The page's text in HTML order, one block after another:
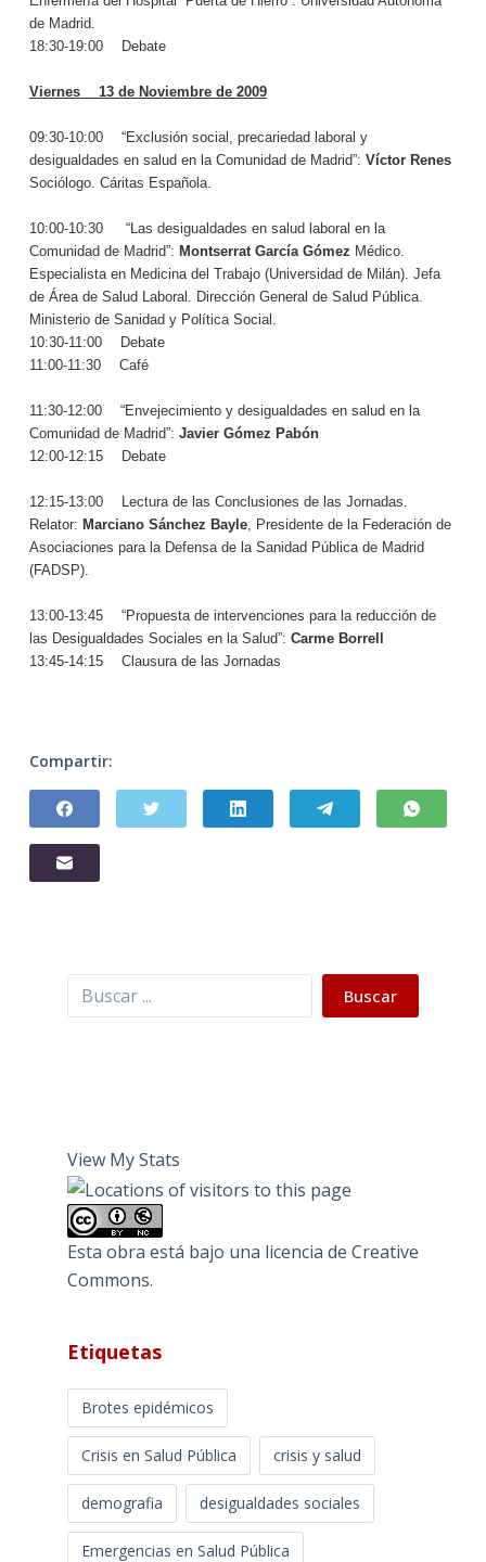
de Madrid.
18:30-19:00— Debate
Viernes 13 de Noviembre de 2009
09:30-10:00— “Exclusión social, precariedad laboral y
desigualdades en salud en la Comunidad de Madrid”: Víctor Renes
Sociólogo. Cáritas Española.
10:00-10:30—
“Las desigualdades en salud laboral en la
Comunidad de Madrid”: Montserrat García Gómez Médico.
Especialista en Medicina del Trabajo (Universidad de Milán). Jefa
de Área de Salud Laboral. Dirección General de Salud Pública.
Ministerio de Sanidad y Política Social.
10:30-11:00—
Debate
11:00-11:30— Café
11:30-12:00— “Envejecimiento y desigualdades en salud en la
Comunidad de Madrid”: Javier Gómez Pabón
12:00-12:15— Debate
12:15-13:00—
Lectura de las Conclusiones de las Jornadas.
Relator: Marciano Sánchez Bayle, Presidente de la Federación de
Asociaciones para la Defensa de la Sanidad Públicade Madrid
(FADSP).
13:00-13:45— “Propuesta de intervenciones para la reducción de
las Desigualdades Sociales en la Salud”: Carme Borrell
13:45-14:15— Clausura de las Jornadas
Compartir:
Buscar Buscar
View My Stats
Esta obra está bajo una licencia de Creative
Commons.
Etiquetas
Brotes epidémicos
Crisis en Salud Pública crisis y salud
demografia desigualdades sociales
Emergencias en Salud Pública